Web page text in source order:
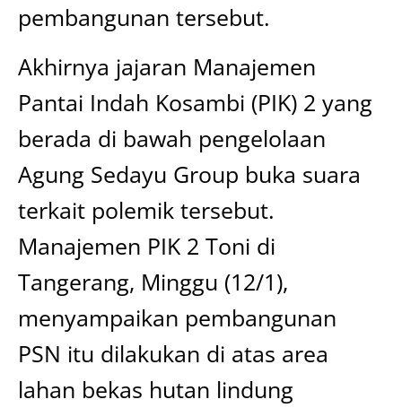
pembangunan tersebut.
Akhirnya jajaran Manajemen
Pantai Indah Kosambi (PIK) 2 yang
berada di bawah pengelolaan
Agung Sedayu Group buka suara
terkait polemik tersebut.
Manajemen PIK 2 Toni di
Tangerang, Minggu (12/1),
menyampaikan pembangunan
PSN itu dilakukan di atas area
lahan bekas hutan lindung